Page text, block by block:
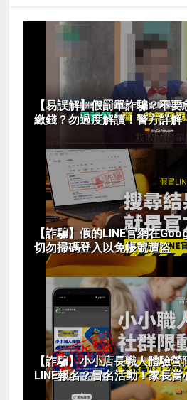
【易誤解】假罰單詐騙？不
繳錢？勿過度解讀！警方詳解
【詐騙】假的LINE官網在
切勿掃碼登入以免帳號遭盜
【詐騙】小小店長職人體驗
LINE報名？冒名活動！家長當